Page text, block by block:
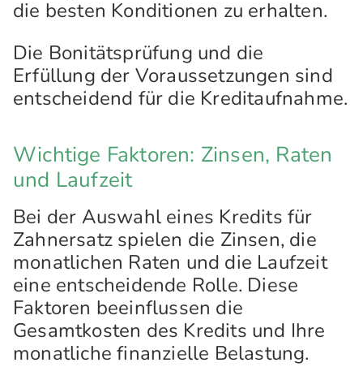
die besten Konditionen zu erhalten.
Die Bonitätsprüfung und die
Erfüllung der Voraussetzungen sind
entscheidend für die Kreditaufnahme.
Wichtige Faktoren: Zinsen, Raten
und Laufzeit
Bei der Auswahl eines Kredits für
Zahnersatz spielen die Zinsen, die
monatlichen Raten und die Laufzeit
eine entscheidende Rolle. Diese
Faktoren beeinflussen die
Gesamtkosten des Kredits und Ihre
monatliche finanzielle Belastung.